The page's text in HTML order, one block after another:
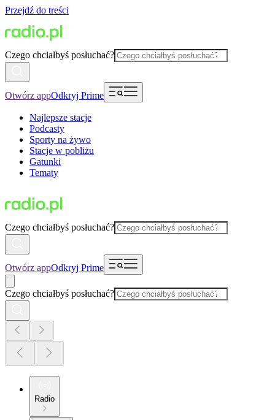
Przejdź do treści
Czego chciałbyś posłuchać?
Otwórz appOdkryj Prime
Najlepsze stacje
Podcasty
Sporty na żywo
Stacje w pobliżu
Gatunki
Tematy
Czego chciałbyś posłuchać?
Otwórz appOdkryj Prime
Czego chciałbyś posłuchać?
Radio